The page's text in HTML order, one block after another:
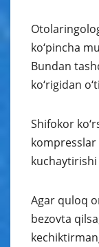
ko‘pincha
Bundan
ko‘rigidan
Shifokor
kompresslar
Agar quloq
bezovta